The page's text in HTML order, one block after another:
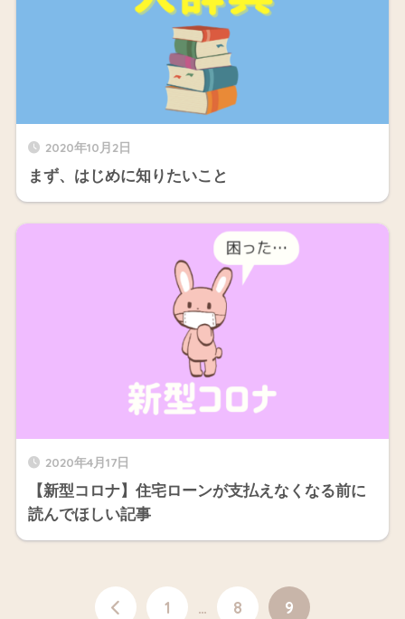
2020年10月2日
まず、はじめに知りたいこと
2020年4月17日
【新型コロナ】住宅ローンが支払えなくなる前に
読んでほしい記事
1 … 8 9